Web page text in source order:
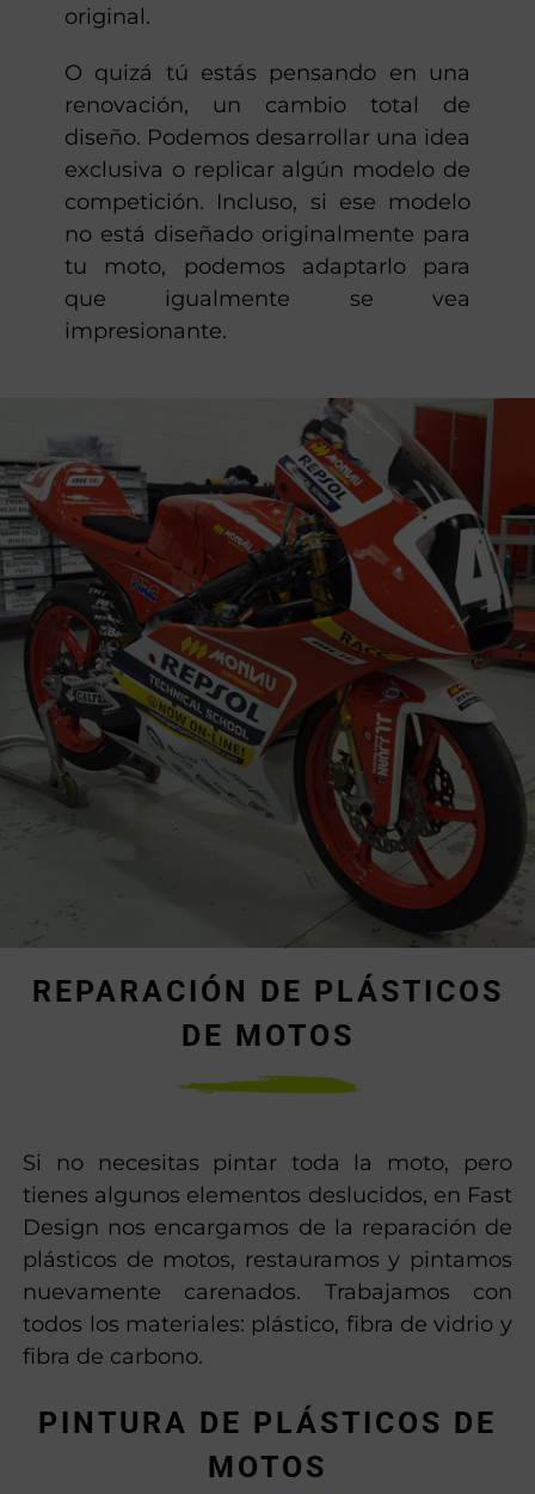
original.
O quizá tú estás pensando en una
renovación, un cambio total de
diseño. Podemos desarrollar una idea
exclusiva o replicar algún modelo de
competición. Incluso, si ese modelo
no está diseñado originalmente para
tu moto, podemos adaptarlo para
que igualmente se vea
impresionante.
REPARACIÓN DE PLÁSTICOS
DE MOTOS
Si no necesitas pintar toda la moto, pero
tienes algunos elementos deslucidos, en Fast
Design nos encargamos de la reparación de
plásticos de motos, restauramos y pintamos
nuevamente carenados. Trabajamos con
todos los materiales: plástico, fibra de vidrio y
fibra de carbono.
PINTURA DE PLÁSTICOS DE
MOTOS